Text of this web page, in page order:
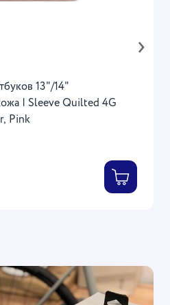
13"/14"
| Sleeve Quilted 4G
Pink
›